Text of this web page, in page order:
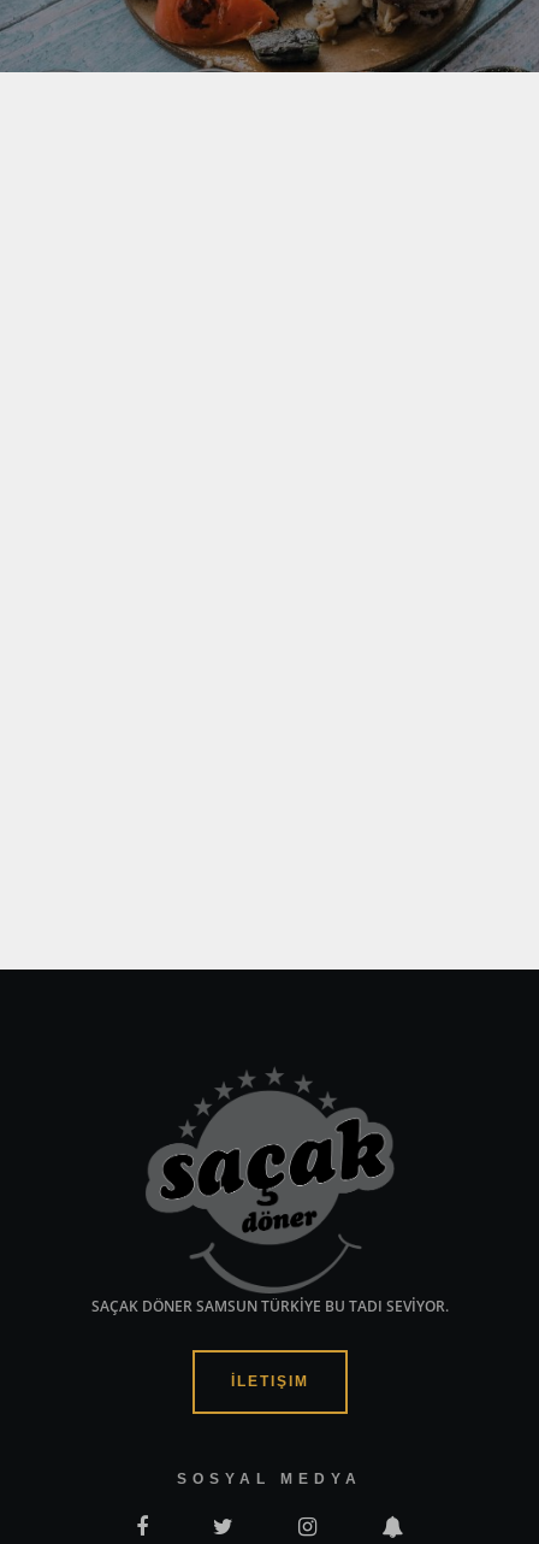
SAÇAK DÖNER SAMSUN TÜRKİYE BU TADI SEVİYOR.
İLETIŞIM
SOSYAL MEDYA